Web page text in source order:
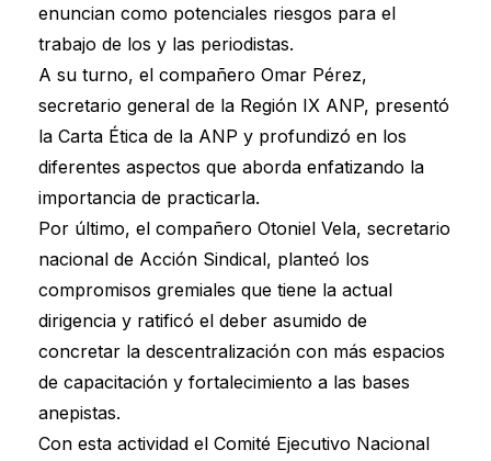
enuncian como potenciales riesgos para el
trabajo de los y las periodistas.
A su turno, el compañero Omar Pérez,
secretario general de la Región IX ANP, presentó
la Carta Ética de la ANP y profundizó en los
diferentes aspectos que aborda enfatizando la
importancia de practicarla.
Por último, el compañero Otoniel Vela, secretario
nacional de Acción Sindical, planteó los
compromisos gremiales que tiene la actual
dirigencia y ratificó el deber asumido de
concretar la descentralización con más espacios
de capacitación y fortalecimiento a las bases
anepistas.
Con esta actividad el Comité Ejecutivo Nacional